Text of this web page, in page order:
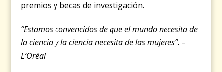
premios y becas de investigación.
“Estamos convencidos de que el mundo necesita de
la ciencia y la ciencia necesita de las mujeres”. –
L’Oréal